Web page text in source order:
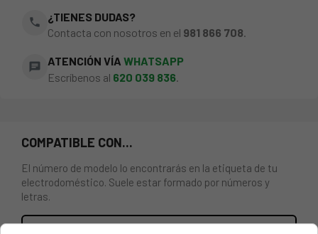
phone
¿TIENES DUDAS?
Contacta con nosotros en el 981 866 708.
chat ATENCIÓN VÍA WHATSAPP
Escríbenos al 620 039 836
COMPATIBLE CON...
El número de modelo lo encontrarás en la etiqueta de tu
electrodoméstico. Suele estar formado por números y
letras.